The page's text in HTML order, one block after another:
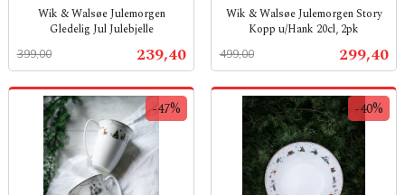
Wik & Walsøe Julemorgen
Gledelig Jul Julebjelle
Tilbud
239,40
399,00
mva.
Wik & Walsøe Julemorgen Story
Kopp u/Hank 20cl, 2pk
Tilbud
299,40
499,00
mva.
-47% -40%